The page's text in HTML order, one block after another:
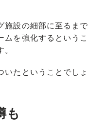
施設の細部に至るまで
を強化するというこ
たということでしょ
も